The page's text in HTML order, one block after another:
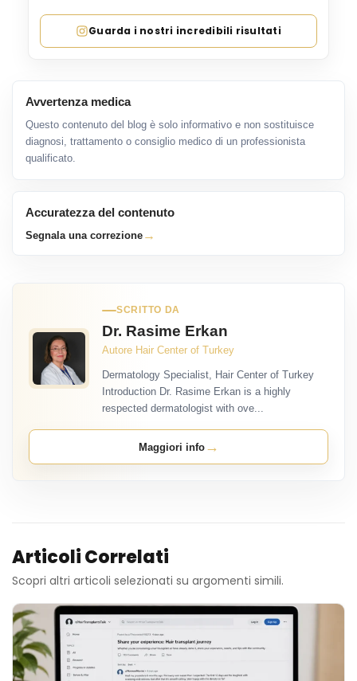
Guarda i nostri incredibili risultati
Avvertenza medica
Questo contenuto del blog è solo informativo e non sostituisce
diagnosi, trattamento o consiglio medico di un professionista
qualificato.
Accuratezza del contenuto
Segnala una correzione →
SCRITTO DA
Dr. Rasime Erkan
Autore Hair Center of Turkey
Dermatology Specialist, Hair Center of Turkey
Introduction Dr. Rasime Erkan is a highly
respected dermatologist with ove...
Maggiori info→
Articoli Correlati
Scopri altri articoli selezionati su argomenti simili.